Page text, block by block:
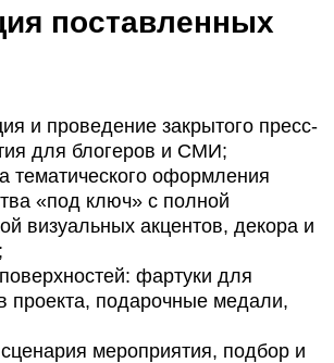
поставленных
и проведение закрытого пресс-
для блогеров и СМИ;
тематического оформления
«под ключ» с полной
визуальных акцентов, декора и
фартуки для
проекта, подарочные медали,
мероприятия, подбор и